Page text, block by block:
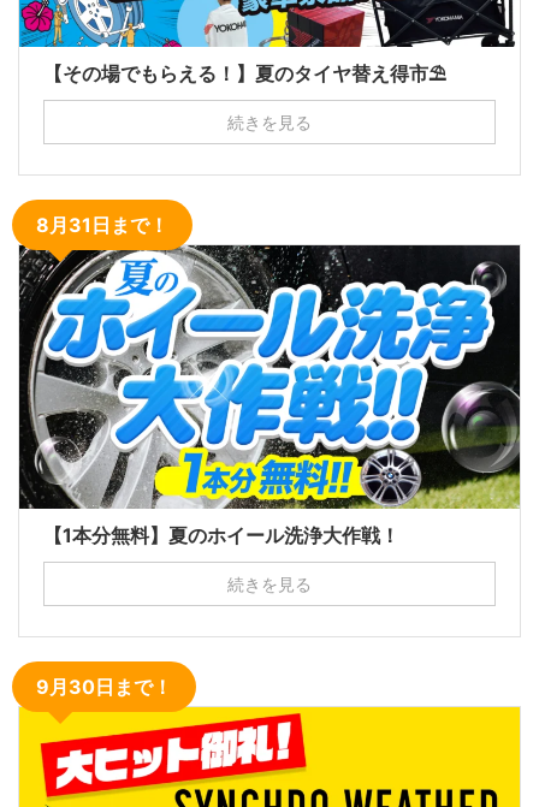
【その場でもらえる！】夏のタイヤ替え得市⛱
続きを見る
8月31日まで！
【1本分無料】夏のホイール洗浄大作戦！
続きを見る
9月30日まで！